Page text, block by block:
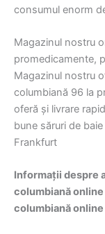
consumul enorm
Magazinul nostru
promedicamente,
Magazinul nostru
columbiană 96 la
oferă și livrare
bune săruri de
Frankfurt
Informații despre
columbiană
columbiană